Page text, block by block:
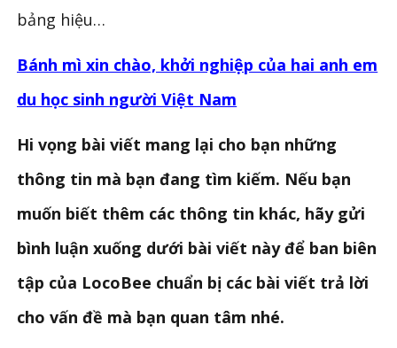
bảng hiệu…
Bánh mì xin chào, khởi nghiệp của hai anh em
du học sinh người Việt Nam
Hi vọng bài viết mang lại cho bạn những
thông tin mà bạn đang tìm kiếm. Nếu bạn
muốn biết thêm các thông tin khác, hãy gửi
bình luận xuống dưới bài viết này để ban biên
tập của LocoBee chuẩn bị các bài viết trả lời
cho vấn đề mà bạn quan tâm nhé.